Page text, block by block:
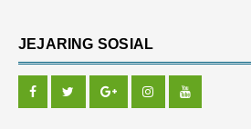
JEJARING SOSIAL